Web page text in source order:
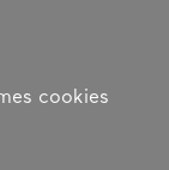
cookies